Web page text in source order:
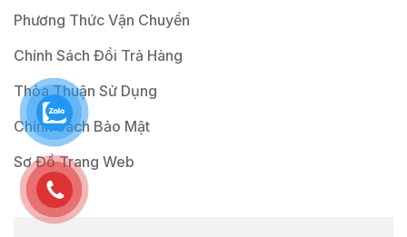
Phương Thức Vận Chuyển
Chính Sách Đổi Trả Hàng
Thỏa Thuận Sử Dụng
Chính Sách Bảo Mật
Sơ Đồ Trang Web